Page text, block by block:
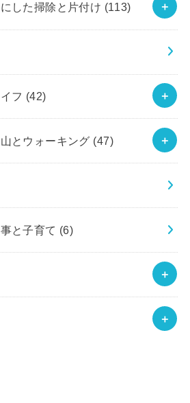
した掃除と片付け (113)
フ (42)
とウォーキング (47)
と子育て (6)